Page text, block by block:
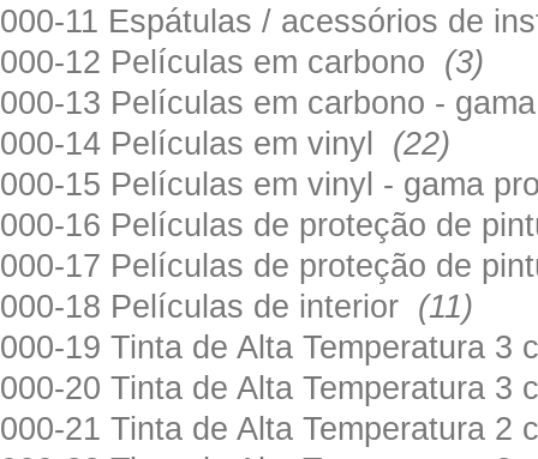
000-11 Espátulas / acessórios de
000-12 Películas em carbono (3)
000-13 Películas em carbono -
000-14 Películas em vinyl (22)
000-15 Películas em vinyl - gama
000-16 Películas de proteção de
000-17 Películas de proteção de
000-18 Películas de interior (11)
000-19 Tinta de Alta Temperatura
000-20 Tinta de Alta Temperatura
000-21 Tinta de Alta Temperatura